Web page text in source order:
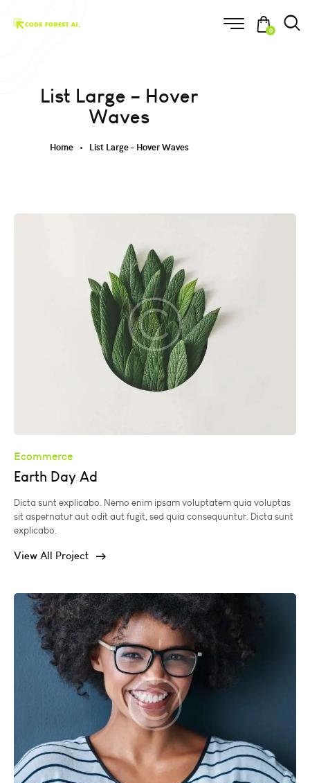
0
List Large – Hover
Waves
Home List Large – Hover Waves
Ecommerce
Earth Day Ad
Dicta sunt explicabo. Nemo enim ipsam voluptatem quia voluptas
sit aspernatur aut odit aut fugit, sed quia consequuntur. Dicta sunt
explicabo.
View All Project